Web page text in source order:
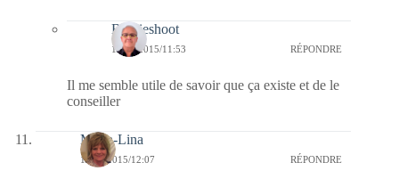
Bernieshoot
12/11/2015/11:53 RÉPONDRE
Il me semble utile de savoir que ça existe et de le
conseiller
Maria-Lina
10/11/2015/12:07 RÉPONDRE